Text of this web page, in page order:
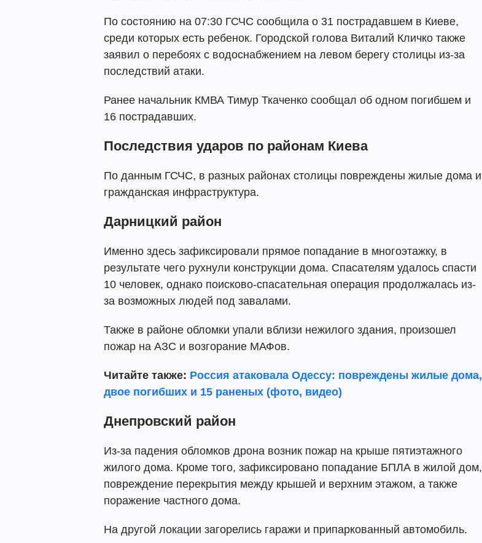
По состоянию на 07:30 ГСЧС сообщила о 31 пострадавшем в Киеве,
среди которых есть ребенок. Городской голова Виталий Кличко также
заявил о перебоях с водоснабжением на левом берегу столицы из-за
последствий атаки.
Ранее начальник КМВА Тимур Ткаченко сообщал об одном погибшем и
16 пострадавших.
Последствия ударов по районам Киева
По данным ГСЧС, в разных районах столицы повреждены жилые дома и
гражданская инфраструктура.
Дарницкий район
Именно здесь зафиксировали прямое попадание в многоэтажку, в
результате чего рухнули конструкции дома. Спасателям удалось спасти
10 человек, однако поисково-спасательная операция продолжалась из-
за возможных людей под завалами.
Также в районе обломки упали вблизи нежилого здания, произошел
пожар на АЗС и возгорание МАФов.
Читайте также: Россия атаковала Одессу: повреждены жилые дома,
двое погибших и 15 раненых (фото, видео)
Днепровский район
Из-за падения обломков дрона возник пожар на крыше пятиэтажного
жилого дома. Кроме того, зафиксировано попадание БПЛА в жилой дом,
повреждение перекрытия между крышей и верхним этажом, а также
поражение частного дома.
На другой локации загорелись гаражи и припаркованный автомобиль.